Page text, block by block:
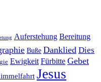
Auferstehung Bereitung
Buße Danklied Dies
Ewigkeit Fürbitte Gebet
Jesus